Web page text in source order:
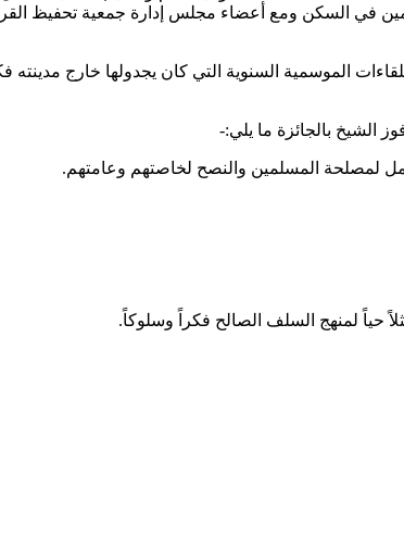
في السكن ومع أعضاء مجلس إدارة جمعية تحفيظ
الموسمية السنوية التي كان يجدولها خارج
الشيخ بالجائزة ما يلي:-
لمصلحة المسلمين والنصح لخاصتهم وعامتهم.
حياً لمنهج السلف الصالح فكراً وسلوكاً.